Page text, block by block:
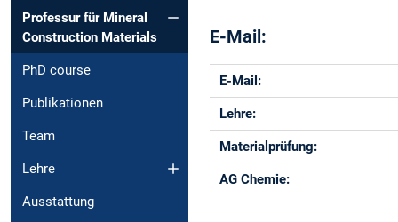
Professur für Mineral
Construction Materials
PhD course
Publikationen
Team
Lehre
Ausstattung
E-Mail:
E-Mail:
Lehre:
Materialprüfung:
AG Chemie: